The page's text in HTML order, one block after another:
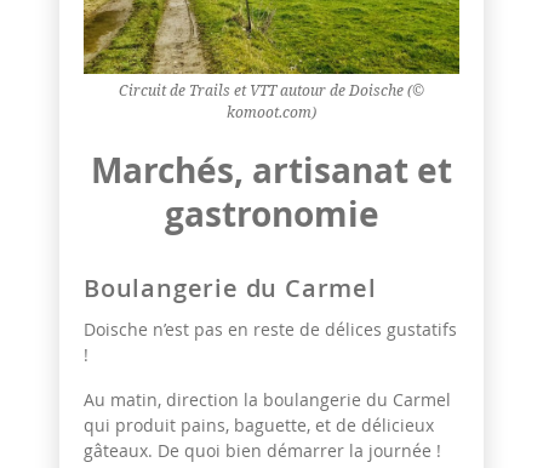
Circuit de Trails et VTT autour de Doische (©
komoot.com)
Marchés, artisanat et
gastronomie
Boulangerie du Carmel
Doische n’est pas en reste de délices gustatifs
!
Au matin, direction la boulangerie du Carmel
qui produit pains, baguette, et de délicieux
gâteaux. De quoi bien démarrer la journée !